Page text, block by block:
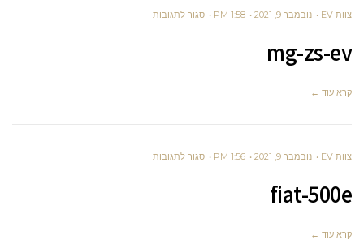
צוות EV נובמבר 9, 2021 1:58 PM סגור לתגובותעל
mg-zs-ev
קרא עוד ←
צוות EV נובמבר 9, 2021 1:56 PM סגור לתגובותעל
fiat-500e
קרא עוד ←